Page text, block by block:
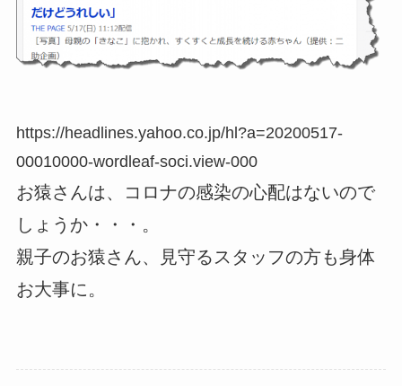
https://headlines.yahoo.co.jp/hl?a=20200517-
00010000-wordleaf-soci.view-000
お猿さんは、コロナの感染の心配はないので
しょうか・・・。
親子のお猿さん、見守るスタッフの方も身体
お大事に。